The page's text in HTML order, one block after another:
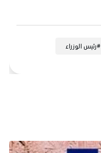
#رئيس الوزراء